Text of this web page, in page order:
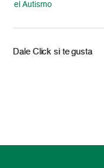
el Autismo
Dale Click si te gusta